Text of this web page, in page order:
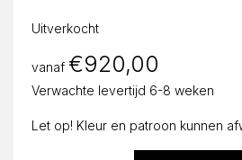
Uitverkocht
vanaf €920,00
Verwachte levertijd 6-8 weken
Let op! Kleur en patroon kunnen